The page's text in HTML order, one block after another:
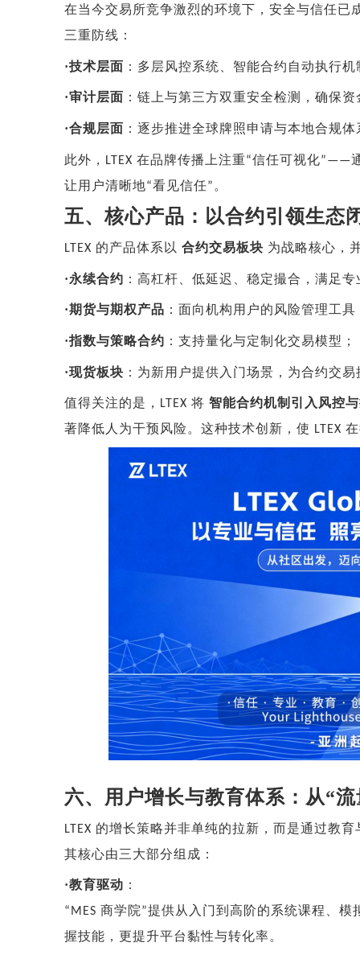
在当今交易所竞争激烈的环境下，安全与信任已
三重防线：
·技术层面 ：多层风控系统、智能合约自动执行
·审计层面 ：链上与第三方双重安全检测，确保
·合规层面 ：逐步推进全球牌照申请与本地合规
此外， LTEX 在品牌传播上注重“信任可视化”——
让用户清晰地“看见信任” 。
五、核心产品：以合约引领生态
LTEX 的产品体系以 合约交易板块 为战略核心，
·永续合约 ：高杠杆、低延迟、稳定撮合，满足
·期货与期权产品 ：面向机构用户的风险管理工具
·指数与策略合约 ：支持量化与定制化交易模型；
·现货板块 ：为新用户提供入门场景，为合约交
值得关注的是， LTEX 将 智能合约机制引入风控
著降低人为干预风险。这种技术创新，使 LTEX
六、用户增长与教育体系：从“
LTEX 的增长策略并非单纯的拉新，而是通过教
其核心由三大部分组成：
·教育驱动 ：
“MES 商学院”提供从入门到高阶的系统课程、模
握技能，更提升平台黏性与转化率。